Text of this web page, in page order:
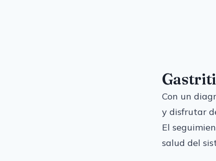
Con un
y disfrutar
El
salud del